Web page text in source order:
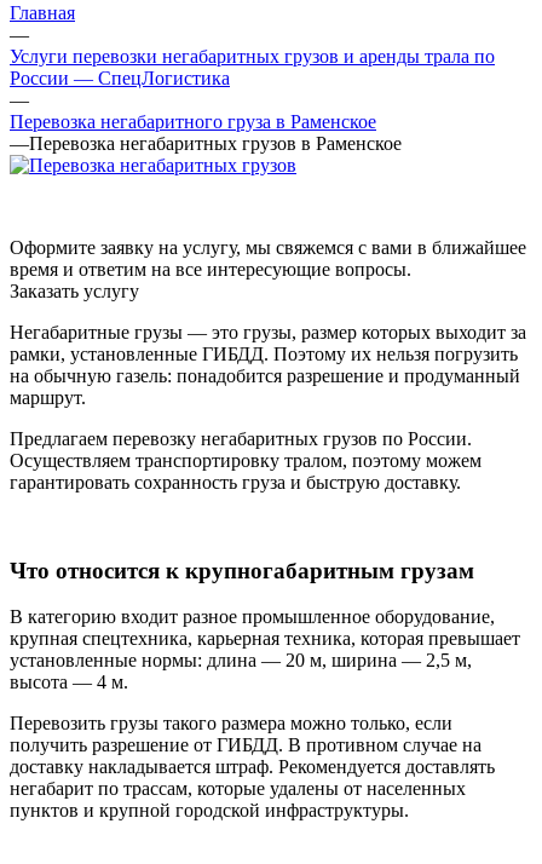
Главная
—
Услуги перевозки негабаритных грузов и аренды трала по
России — СпецЛогистика
—
Перевозка негабаритного груза в Раменское
—Перевозка негабаритных грузов в Раменское
Оформите заявку на услугу, мы свяжемся с вами в ближайшее
время и ответим на все интересующие вопросы.
Заказать услугу
Негабаритные грузы — это грузы, размер которых выходит за
рамки, установленные ГИБДД. Поэтому их нельзя погрузить
на обычную газель: понадобится разрешение и продуманный
маршрут.
Предлагаем перевозку негабаритных грузов по России.
Осуществляем транспортировку тралом, поэтому можем
гарантировать сохранность груза и быструю доставку.
Что относится к крупногабаритным грузам
В категорию входит разное промышленное оборудование,
крупная спецтехника, карьерная техника, которая превышает
установленные нормы: длина — 20 м, ширина — 2,5 м,
высота — 4 м.
Перевозить грузы такого размера можно только, если
получить разрешение от ГИБДД. В противном случае на
доставку накладывается штраф. Рекомендуется доставлять
негабарит по трассам, которые удалены от населенных
пунктов и крупной городской инфраструктуры.